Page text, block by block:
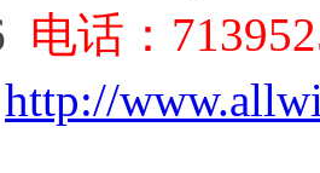
电话：
http://